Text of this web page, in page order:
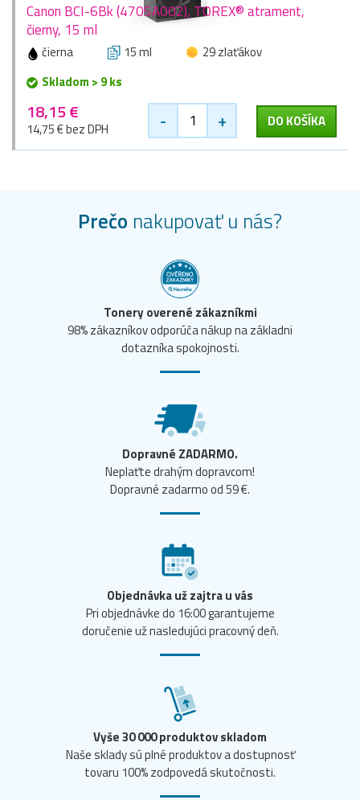
Canon BCI-6Bk (4705A002), TOREX® atrament,
čierny, 15 ml
čierna 15 ml
29 zlaťákov
Skladom > 9 ks
18,15 €
14,75 € bez DPH - + DO KOŠÍKA
Prečo nakupovať u nás?
Tonery overené zákazníkmi
98% zákazníkov odporúča nákup na základni
dotazníka spokojnosti.
Dopravné ZADARMO.
Neplaťte drahým dopravcom!
Dopravné zadarmo od 59 €.
Objednávka už zajtra u vás
Pri objednávke do 16:00 garantujeme
doručenie už nasledujúci pracovný deň.
Vyše 30 000 produktov skladom
Naše sklady sú plné produktov a dostupnosť
tovaru 100% zodpovedá skutočnosti.